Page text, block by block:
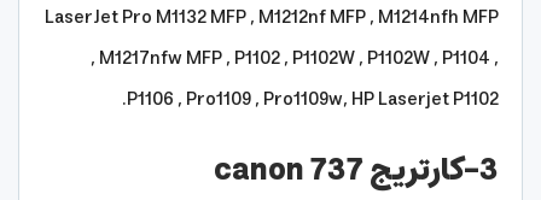
LaserJet Pro M1132 MFP , M1212nf MFP , M1214nfh MFP
, M1217nfw MFP , P1102 , P1102W , P1102W , P1104 ,
P1106 , Pro1109 , Pro1109w, HP Laserjet P1102.
3-کارتریج canon 737